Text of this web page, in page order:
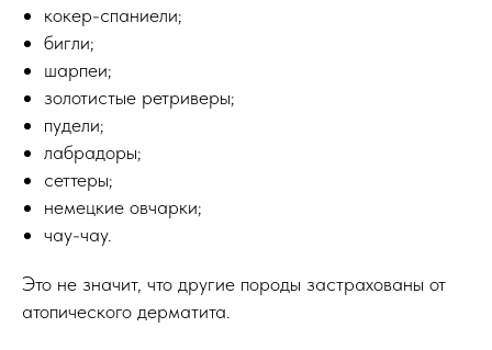
кокер-спаниели;
бигли;
шарпеи;
золотистые ретриверы;
пудели;
лабрадоры;
сеттеры;
немецкие овчарки;
чау-чау.
Это не значит, что другие породы застрахованы от
атопического дерматита.